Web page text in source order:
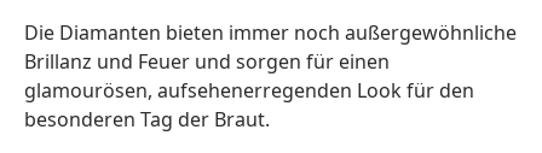
Die Diamanten bieten immer noch außergewöhnliche
Brillanz und Feuer und sorgen für einen
glamourösen, aufsehenerregenden Look für den
besonderen Tag der Braut.